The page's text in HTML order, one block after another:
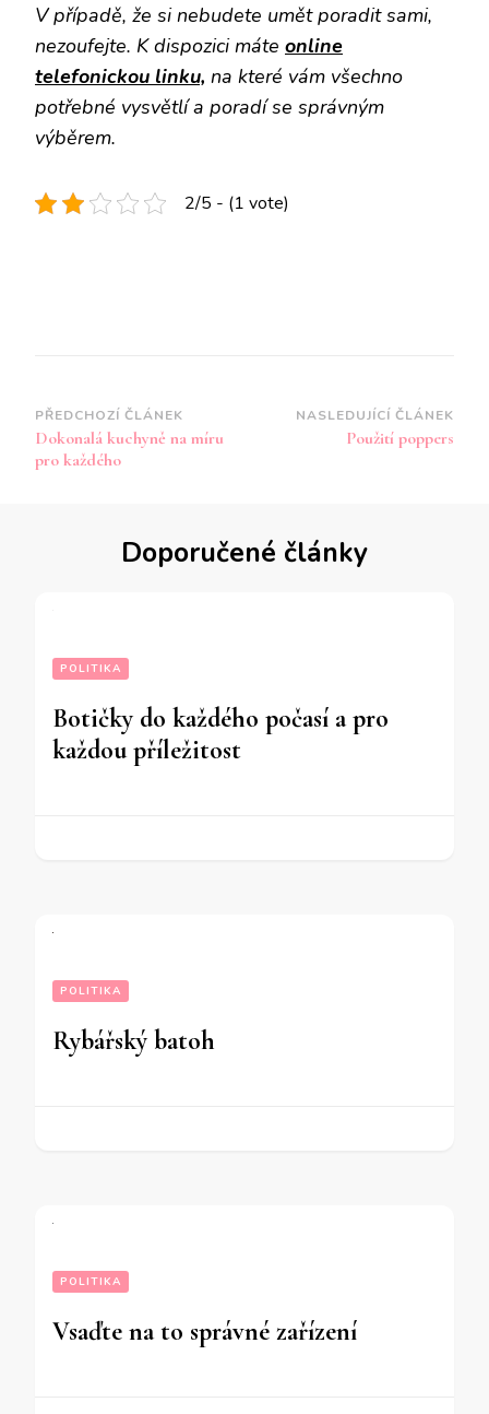
V případě, že si nebudete umět poradit sami,
nezoufejte. K dispozici máte online
telefonickou linku, na které vám všechno
potřebné vysvětlí a poradí se správným
výběrem.
2/5 - (1 vote)
Navigace
příspěvku
PŘEDCHOZÍ ČLÁNEK
Dokonalá kuchyně na míru
pro každého
NASLEDUJÍCÍ ČLÁNEK
Použití poppers
Doporučené články
POLITIKA
Botičky do každého počasí a pro
každou příležitost
POLITIKA
Rybářský batoh
POLITIKA
Vsaďte na to správné zařízení